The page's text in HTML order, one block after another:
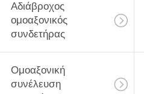
Αδιάβροχος
ομοαξονικός
συνδετήρας
Ομοαξονική
συνέλευση